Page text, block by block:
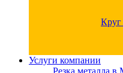
Круг
Услуги компании
Резка металла в